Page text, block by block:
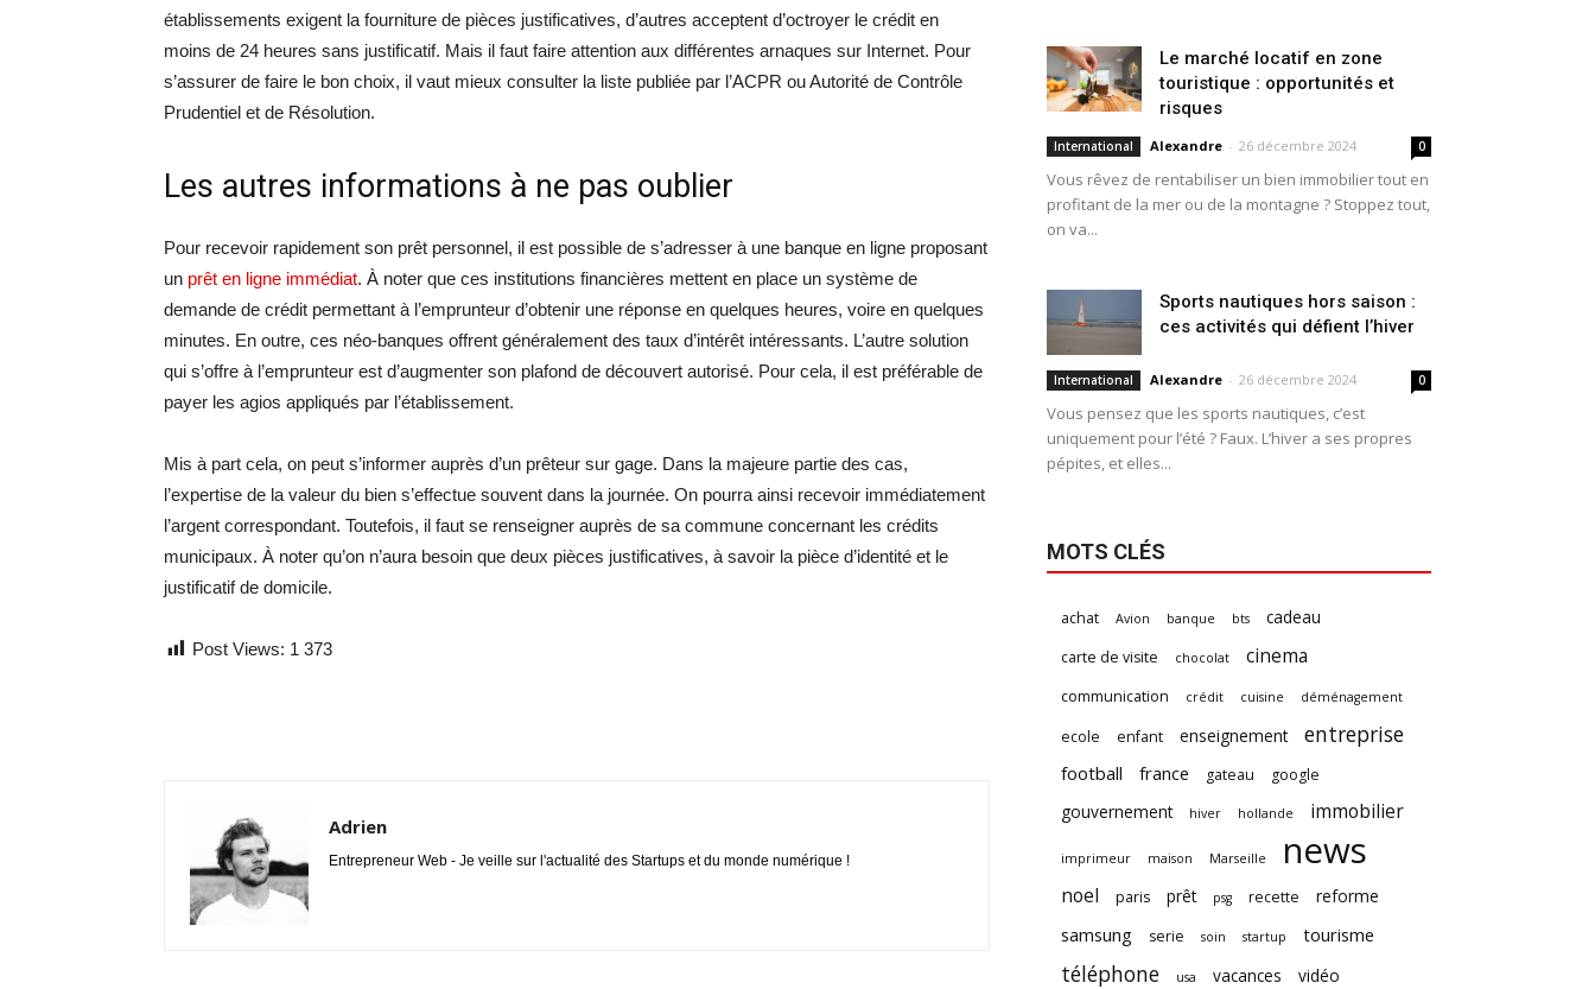
établissements exigent la fourniture de pièces justificatives, d’autres acceptent d’octroyer le crédit en
moins de 24 heures sans justificatif. Mais il faut faire attention aux différentes arnaques sur Internet. Pour
s’assurer de faire le bon choix, il vaut mieux consulter la liste publiée par l’ACPR ou Autorité de Contrôle
Prudentiel et de Résolution.
Les autres informations à ne pas oublier
Pour recevoir rapidement son prêt personnel, il est possible de s’adresser à une banque en ligne proposant
un prêt en ligne immédiat. À noter que ces institutions financières mettent en place un système de
demande de crédit permettant à l’emprunteur d’obtenir une réponse en quelques heures, voire en quelques
minutes. En outre, ces néo-banques offrent généralement des taux d’intérêt intéressants. L’autre solution
qui s’offre à l’emprunteur est d’augmenter son plafond de découvert autorisé. Pour cela, il est préférable de
payer les agios appliqués par l’établissement.
Mis à part cela, on peut s’informer auprès d’un prêteur sur gage. Dans la majeure partie des cas,
l’expertise de la valeur du bien s’effectue souvent dans la journée. On pourra ainsi recevoir immédiatement
l’argent correspondant. Toutefois, il faut se renseigner auprès de sa commune concernant les crédits
municipaux. À noter qu’on n’aura besoin que deux pièces justificatives, à savoir la pièce d’identité et le
justificatif de domicile.
Post Views: 1 373
Adrien
Entrepreneur Web - Je veille sur l'actualité des Startups et du monde numérique !
Le marché locatif en zone
touristique : opportunités et
risques
International Alexandre - 26 décembre 2024 0
Vous rêvez de rentabiliser un bien immobilier tout en
profitant de la mer ou de la montagne ? Stoppez tout,
on va...
Sports nautiques hors saison :
ces activités qui défient l’hiver
International Alexandre - 26 décembre 2024 0
Vous pensez que les sports nautiques, c’est
uniquement pour l’été ? Faux. L’hiver a ses propres
pépites, et elles...
MOTS CLÉS
achat Avion banque bts cadeau
carte de visite chocolat cinema
communication crédit cuisine déménagement
ecole enfant enseignement entreprise
football france gateau google
gouvernement hiver hollande immobilier
imprimeur maison Marseille news
noel paris prêt psg recette reforme
samsung serie soin startup tourisme
téléphone usa vacances vidéo